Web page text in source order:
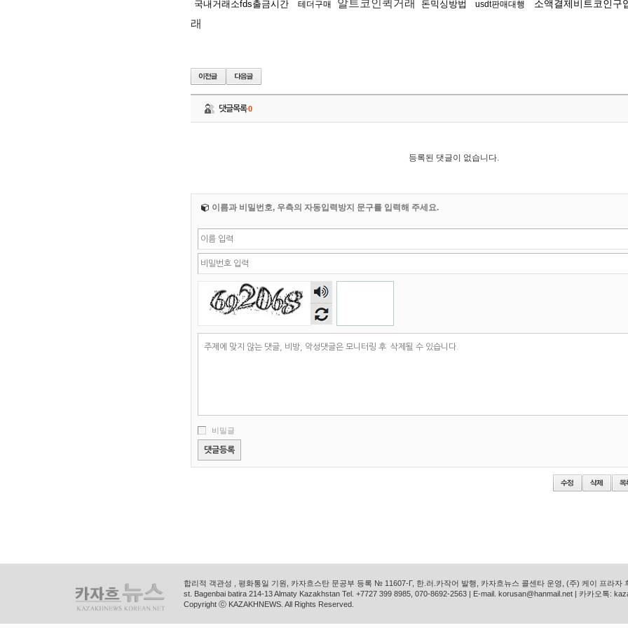
국내거래소fds출금시간 테더구매 알트코인퀵거래 돈믹싱방법 usdt판매대행 소액결제비트코인구
래
댓글목록0
등록된 댓글이 없습니다.
이름과 비밀번호, 우측의 자동입력방지 문구를 입력해 주세요.
숫자
음성
듣기
비밀글
합리적 객관성 , 평화통일 기원, 카자흐스탄 문공부 등록 № 11607-Г, 한.러.카작어 발행, 카자흐뉴스 콜센타 운영, (주) 케이 프라자
st. Bagenbai batira 214-13 Almaty Kazakhstan Tel. +7727 399 8985, 070-8692-2563 | E-mail. korusan@hanmail.net | 카카오톡:
Copyright ⓒ KAZAKHNEWS. All Rights Reserved.